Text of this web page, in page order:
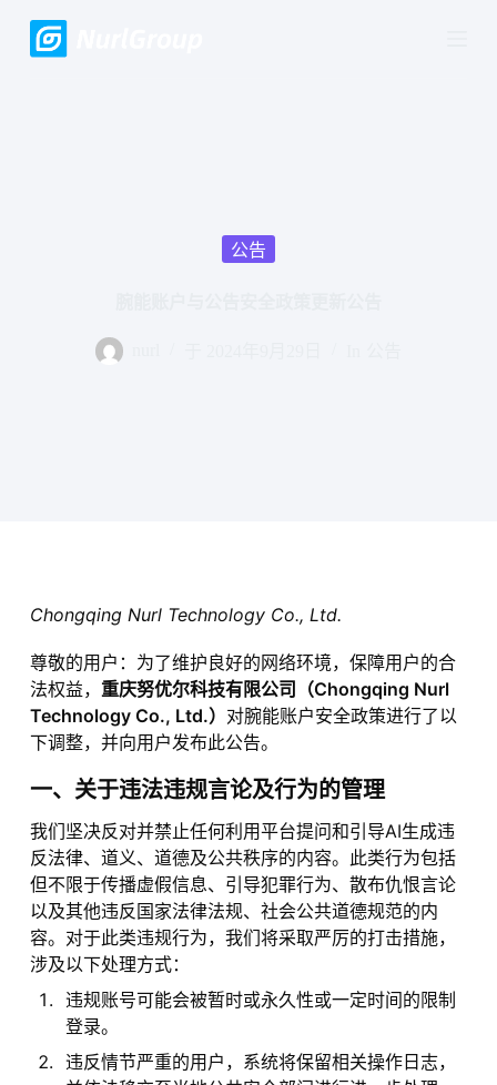
跳
过
公告
Chongqing Nurl Technology Co., Ltd.
尊敬的用户：为了维护良好的网络环境，保障用户的合
法权益， 重庆努优尔科技有限公司（Chongqing Nurl
Technology Co., Ltd.） 对腕能账户安全政策进行了以
下调整，并向用户发布此公告。
一、关于违法违规言论及行为的管理
我们坚决反对并禁止任何利用平台提问和引导AI生成违
反法律、道义、道德及公共秩序的内容。此类行为包括
但不限于传播虚假信息、引导犯罪行为、散布仇恨言论
以及其他违反国家法律法规、社会公共道德规范的内
容。对于此类违规行为，我们将采取严厉的打击措施，
涉及以下处理方式：
违规账号可能会被暂时或永久性或一定时间的限制
登录。
违反情节严重的用户，系统将保留相关操作日志，